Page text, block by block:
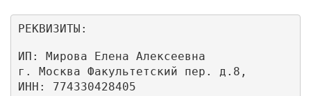
РЕКВИЗИТЫ:
ИП: Мирова Елена Алексеевна
г. Москва Факультетский пер. д.8,
ИНН: 774330428405